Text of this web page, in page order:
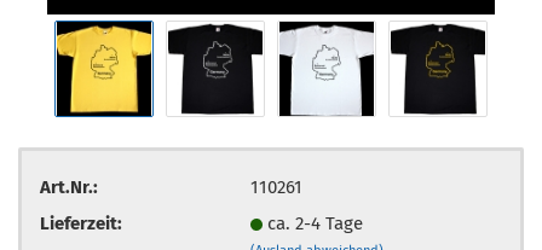
Art.Nr.:
110261
Lieferzeit:
ca. 2-4 Tage